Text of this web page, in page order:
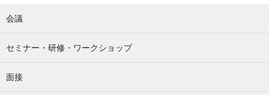
会議
セミナー・研修・ワークショップ
面接